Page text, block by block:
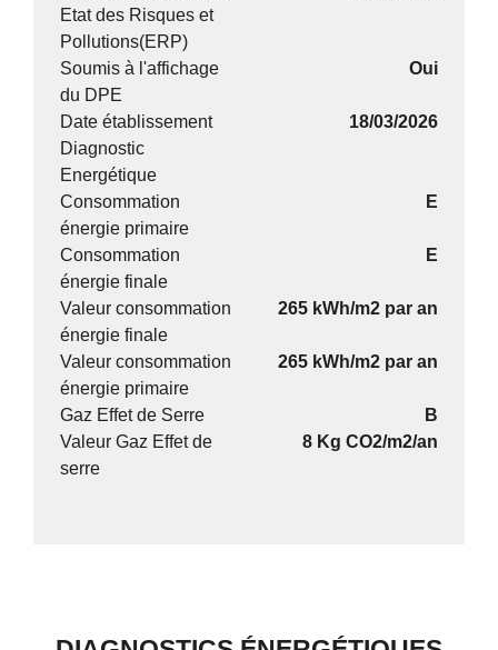
Etat des Risques et
Pollutions(ERP)
Soumis à l'affichage
du DPE
Oui
Date établissement
Diagnostic
Energétique
18/03/2026
Consommation
énergie primaire
E
Consommation
énergie finale
E
Valeur consommation
énergie finale
265 kWh/m2 par an
Valeur consommation
énergie primaire
265 kWh/m2 par an
Gaz Effet de Serre
B
Valeur Gaz Effet de
serre
8 Kg CO2/m2/an